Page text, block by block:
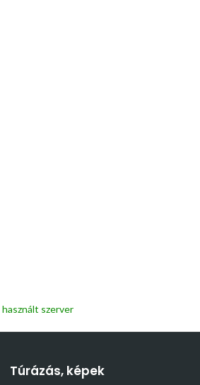
használt szerver
Túrázás, képek